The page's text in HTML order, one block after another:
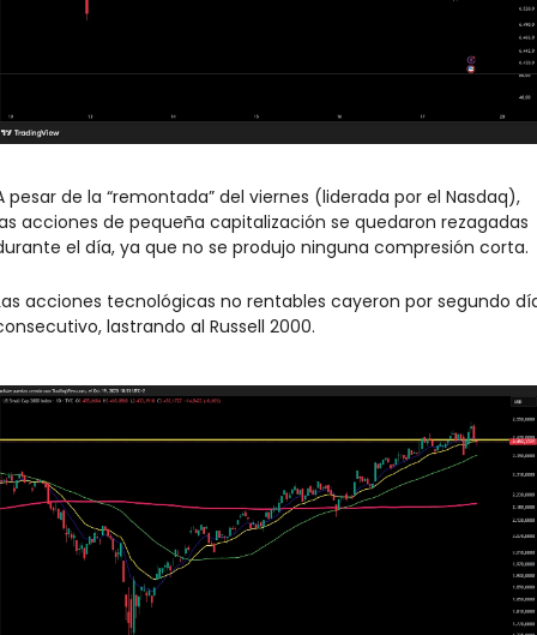
pesar de la “remontada” del viernes (liderada por el Nasdaq),
acciones de pequeña capitalización se quedaron rezagadas
el día, ya que no se produjo ninguna compresión corta.
acciones tecnológicas no rentables cayeron por segundo
lastrando al Russell 2000.